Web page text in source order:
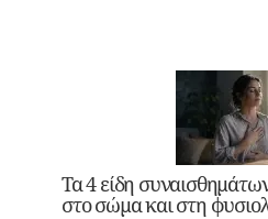
Τα 4 είδη
στο σώμα και στη